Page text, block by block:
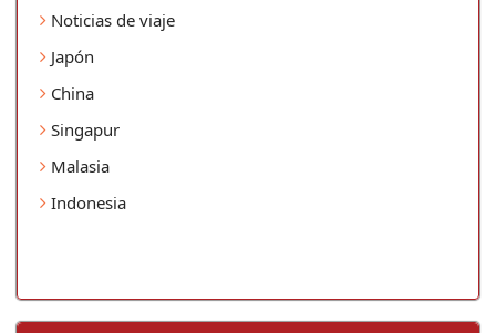
Noticias de viaje
Japón
China
Singapur
Malasia
Indonesia